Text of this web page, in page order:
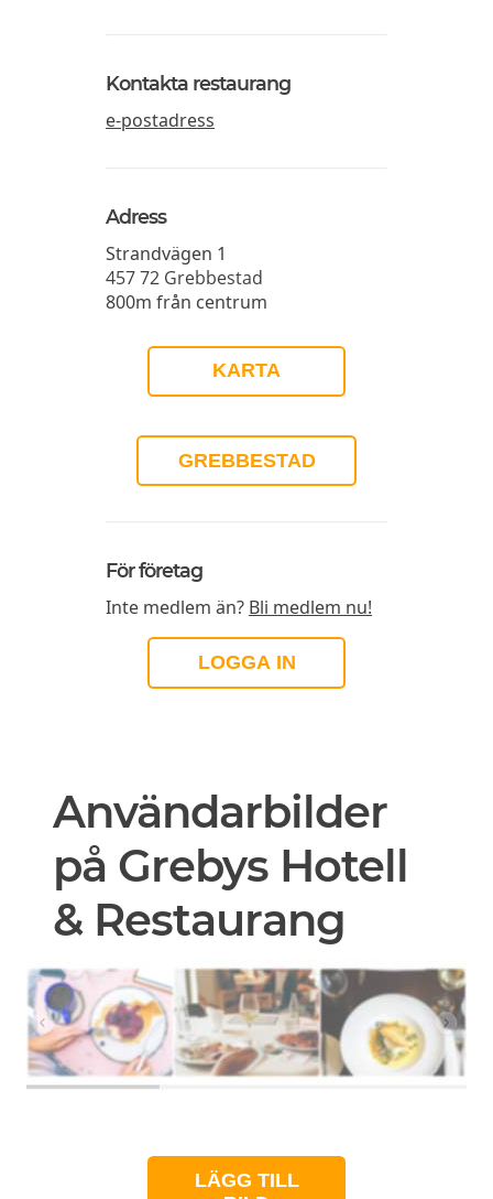
Kontakta restaurang
e-postadress
Adress
Strandvägen 1
457 72 Grebbestad
800m från centrum
KARTA
GREBBESTAD
För företag
Inte medlem än? Bli medlem nu!
LOGGA IN
Användarbilder
på Grebys Hotell
& Restaurang
LÄGG TILL